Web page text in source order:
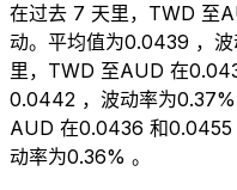
在过去 7 天里，TWD 至
动。平均值为0.0439 ，
里，TWD 至AUD 在
0.0442 ，波动率为
AUD 在0.0436 和0.0455
动率为0.36% 。